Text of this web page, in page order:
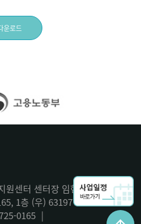
운로드
원센터 센터장 임현정 |
1층 (우) 63197
0165 |